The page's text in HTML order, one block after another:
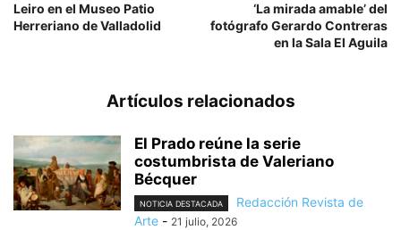
Leiro en el Museo Patio
Herreriano de Valladolid
‘La mirada amable’ del
fotógrafo Gerardo Contreras
en la Sala El Aguila
Artículos relacionados
El Prado reúne la serie
costumbrista de Valeriano
Bécquer
NOTICIA DESTACADA
Redacción Revista de
Arte - 21 julio, 2026